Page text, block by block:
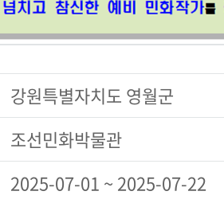
강원특별자치도 영월군
조선민화박물관
2025-07-01 ~ 2025-07-22